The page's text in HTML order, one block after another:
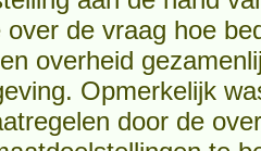
de vraag hoe
overheid
Opmerkelijk
door de